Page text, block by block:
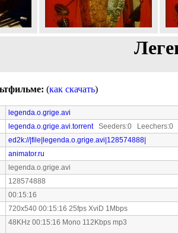
(как скачать)
legenda.o.grige.avi
legenda.o.grige.avi.torrentSeeders:0 Leechers:0
ed2k://|file|legenda.o.grige.avi|128574888|
animator.ru
legenda.o.grige.avi
128574888
00:15:16
720x540 00:15:16 25fps XviD 1Mbps
48KHz 00:15:16 Mono 112Kbps mp3